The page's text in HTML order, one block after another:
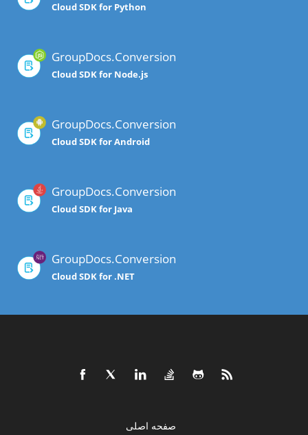
Cloud SDK for Python
GroupDocs.Conversion
Cloud SDK for Node.js
GroupDocs.Conversion
Cloud SDK for Android
GroupDocs.Conversion
Cloud SDK for Java
GroupDocs.Conversion
Cloud SDK for .NET
صفحه اصلی